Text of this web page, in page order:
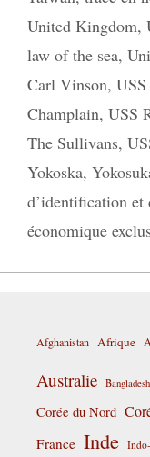
United Kingdom,
law of the sea,
Carl Vinson,
Champlain, USS
The Sullivans,
Yokoska,
d’identification et
économique
Afghanistan Afrique
Australie Bangladesh
Corée du Nord
France Inde